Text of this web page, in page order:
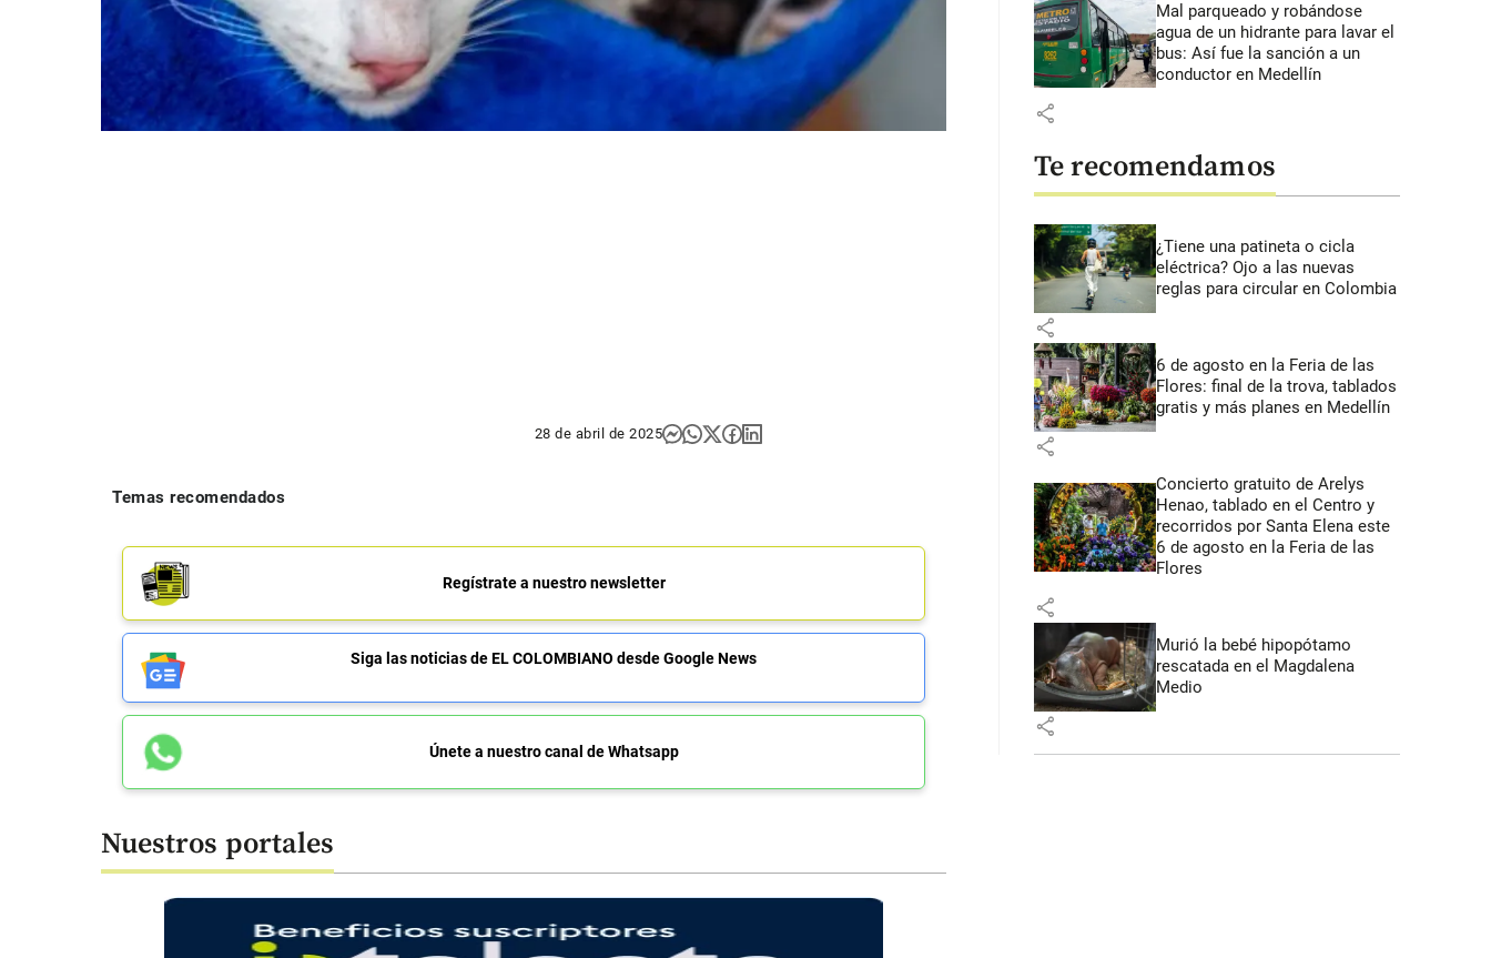
28 de abril de 2025
Temas recomendados
Regístrate a nuestro newsletter
Siga las noticias de EL COLOMBIANO desde Google News
Únete a nuestro canal de Whatsapp
Nuestros portales
Mal parqueado y robándose
agua de un hidrante para lavar el
bus: Así fue la sanción a un
conductor en Medellín
share
Te recomendamos
¿Tiene una patineta o cicla
eléctrica? Ojo a las nuevas
reglas para circular en Colombia
share
6 de agosto en la Feria de las
Flores: final de la trova, tablados
gratis y más planes en Medellín
share
Concierto gratuito de Arelys
Henao, tablado en el Centro y
recorridos por Santa Elena este
6 de agosto en la Feria de las
Flores
share
Murió la bebé hipopótamo
rescatada en el Magdalena
Medio
share